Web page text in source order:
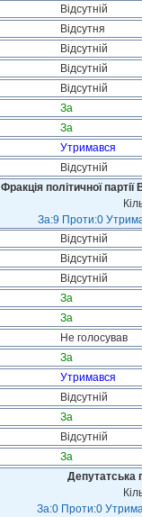
Відсутній
Відсутня
Відсутній
Відсутній
Відсутній
За
За
Утримався
Відсутній
Фракція політичної
За:9 Проти:0
Відсутній
Відсутній
Відсутній
За
За
Не голосував
За
Утримався
Відсутній
За
Відсутній
За
Депутатська
За:0 Проти:0